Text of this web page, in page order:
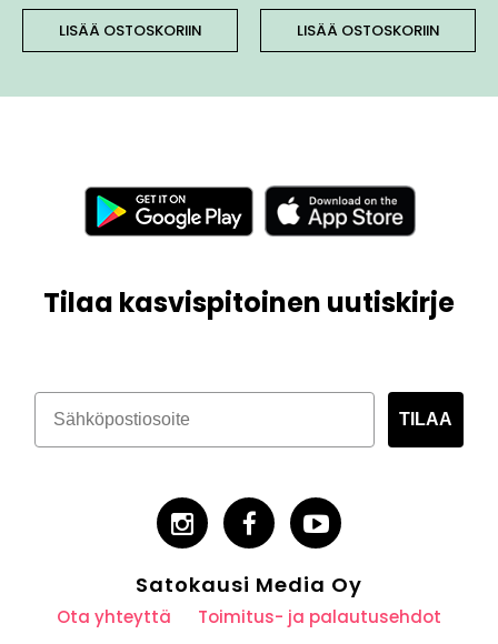
LISÄÄ OSTOSKORIIN LISÄÄ OSTOSKORIIN
Tilaa kasvispitoinen uutiskirje
TILAA
Satokausi Media Oy
Ota yhteyttä Toimitus- ja palautusehdot